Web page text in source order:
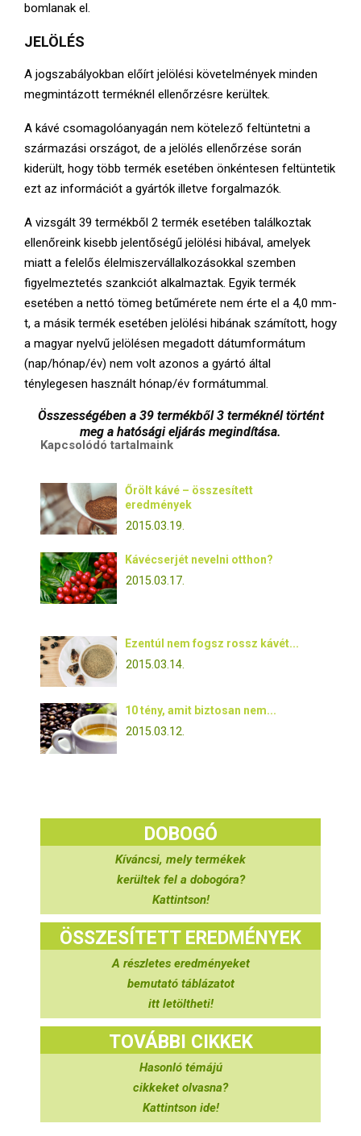
bomlanak el.
JELÖLÉS
A jogszabályokban előírt jelölési követelmények minden
megmintázott terméknél ellenőrzésre kerültek.
A kávé csomagolóanyagán nem kötelező feltüntetni a
származási országot, de a jelölés ellenőrzése során
kiderült, hogy több termék esetében önkéntesen feltüntetik
ezt az információt a gyártók illetve forgalmazók.
A vizsgált 39 termékből 2 termék esetében találkoztak
ellenőreink kisebb jelentőségű jelölési hibával, amelyek
miatt a felelős élelmiszervállalkozásokkal szemben
figyelmeztetés szankciót alkalmaztak. Egyik termék
esetében a nettó tömeg betűmérete nem érte el a 4,0 mm-
t, a másik termék esetében jelölési hibának számított, hogy
a magyar nyelvű jelölésen megadott dátumformátum
(nap/hónap/év) nem volt azonos a gyártó által
ténylegesen használt hónap/év formátummal.
Összességében a 39 termékből 3 terméknél történt
meg a hatósági eljárás megindítása.
Kapcsolódó tartalmaink
Őrölt kávé – összesített
eredmények
2015.03.19.
Kávécserjét nevelni otthon?
2015.03.17.
Ezentúl nem fogsz rossz kávét...
2015.03.14.
10 tény, amit biztosan nem...
2015.03.12.
DOBOGÓ
Kíváncsi, mely termékek
kerültek fel a dobogóra?
Kattintson!
ÖSSZESÍTETT EREDMÉNYEK
A részletes eredményeket
bemutató táblázatot
itt letöltheti!
TOVÁBBI CIKKEK
Hasonló témájú
cikkeket olvasna?
Kattintson ide!